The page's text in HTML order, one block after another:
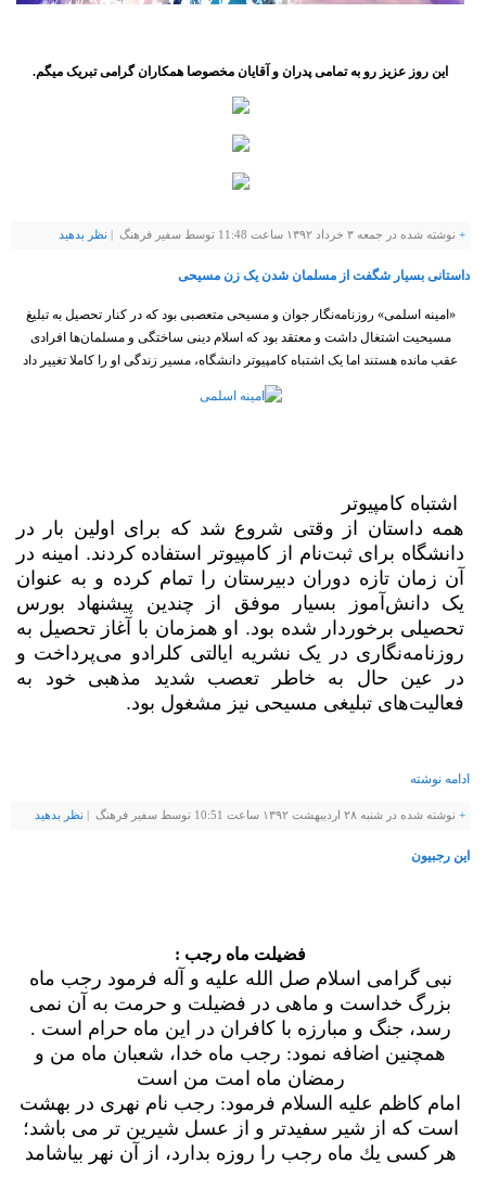
این روز عزیز رو به تمامی پدران و آقایان مخصوصا همکاران گرامی تبریک میگم.
+ نوشته شده در جمعه ۳ خرداد ۱۳۹۲ ساعت 11:48 توسط سفیر فرهنگ | نظر بدهيد
داستانی بسیار شگفت از مسلمان شدن یک زن مسیحی
«امینه اسلمی» روزنامه‌نگار جوان و مسیحی متعصبی بود که در کنار تحصیل به تبلیغ
مسیحیت اشتغال داشت و معتقد بود که اسلام دینی ساختگی و مسلمان‌ها افرادی
عقب مانده هستند اما یک اشتباه کامپیوتر دانشگاه، مسیر زندگی او را کاملا تغییر داد
اشتباه کامپیوتر
همه داستان از وقتی شروع شد که برای اولین بار در
دانشگاه برای ثبت‌نام از کامپیوتر استفاده کردند. امینه در
آن زمان تازه دوران دبیرستان را تمام کرده و به عنوان
یک دانش‌آموز بسیار موفق از چندین پیشنهاد بورس
تحصیلی برخوردار شده بود. او همزمان با آغاز تحصیل به
روزنامه‌نگاری در یک نشریه ایالتی کلرادو می‌پرداخت و
در عین حال به خاطر تعصب شدید مذهبی خود به
فعالیت‌های تبلیغی مسیحی نیز مشغول بود.
ادامه نوشته
+ نوشته شده در شنبه ۲۸ اردیبهشت ۱۳۹۲ ساعت 10:51 توسط سفیر فرهنگ | نظر بدهيد
این رجبیون
فضيلت ماه رجب :
نبى گرامى اسلام صل الله عليه و آله فرمود رجب ماه
بزرگ خداست و ماهى در فضيلت و حرمت به آن نمى
رسد، جنگ و مبارزه با كافران در اين ماه حرام است .
همچنين اضافه نمود: رجب ماه خدا، شعبان ماه من و
رمضان ماه امت من است
امام كاظم عليه السلام فرمود: رجب نام نهرى در بهشت
است كه از شير سفيدتر و از عسل شيرين تر مى باشد؛
هر كسى يك ماه رجب را روزه بدارد، از آن نهر بياشامد